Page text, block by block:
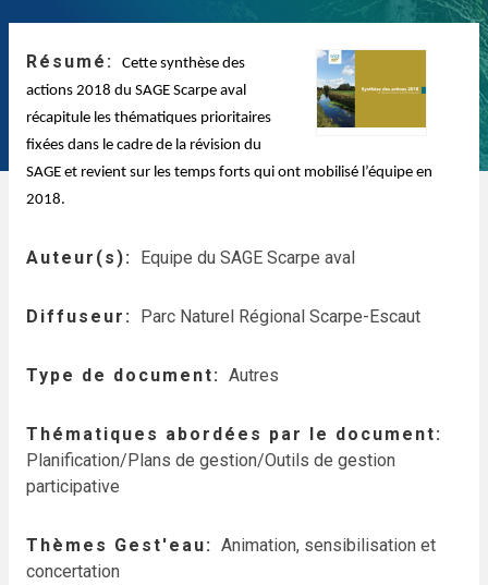
Résumé
Cette synthèse des
actions 2018 du SAGE Scarpe aval
récapitule les thématiques prioritaires
fixées dans le cadre de la révision du
SAGE et revient sur les temps forts qui ont mobilisé l’équipe en
2018.
Auteur(s) Equipe du SAGE Scarpe aval
Diffuseur Parc Naturel Régional Scarpe-Escaut
Type de document Autres
Thématiques abordées par le document
Planification/Plans de gestion/Outils de gestion
participative
Thèmes Gest'eau
Animation, sensibilisation et
concertation